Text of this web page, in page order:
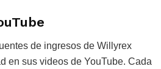
de ingresos de Willyrex
en sus videos de YouTube. Cada